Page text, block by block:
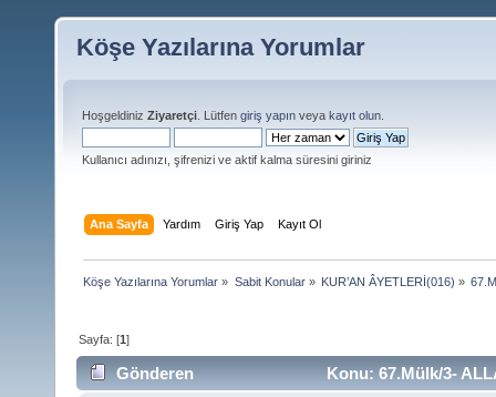
Köşe Yazılarına Yorumlar
Hoşgeldiniz Ziyaretçi . Lütfen giriş yapın veya kayıt olun
Kullanıcı adınızı, şifrenizi ve aktif kalma süresini giriniz
Ana Sayfa Yardım Giriş Yap Kayıt Ol
Köşe Yazılarına Yorumlar » Sabit Konular» KUR’AN ÂYETLERİ(016) »
Sayfa: [1]
Gönderen
Konu: 67.Mülk/3-